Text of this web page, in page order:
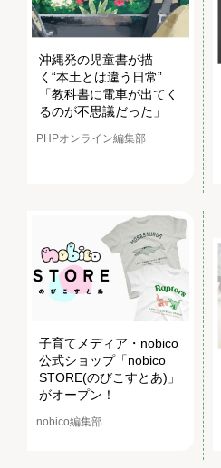
沖縄発の児童書が描
く“本土とは違う日常”
「教科書に電車が出てく
るのが不思議だった」
PHPオンライン編集部
子育てメディア・nobico
公式ショップ「nobico
STORE(のびこすとあ)」
がオープン！
nobico編集部